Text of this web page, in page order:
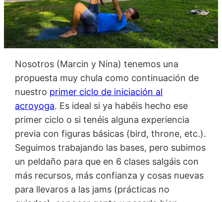
Nosotros (Marcin y Nina) tenemos una
propuesta muy chula como continuación de
nuestro primer ciclo de iniciación al
acroyoga. Es ideal si ya habéis hecho ese
primer ciclo o si tenéis alguna experiencia
previa con figuras básicas (bird, throne, etc.).
Seguimos trabajando las bases, pero subimos
un peldaño para que en 6 clases salgáis con
más recursos, más confianza y cosas nuevas
para llevaros a las jams (prácticas no